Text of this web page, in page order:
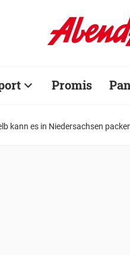
Promis
kann es in Niedersachsen